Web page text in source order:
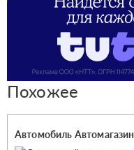
Похожее
Автомобиль Автомагазин